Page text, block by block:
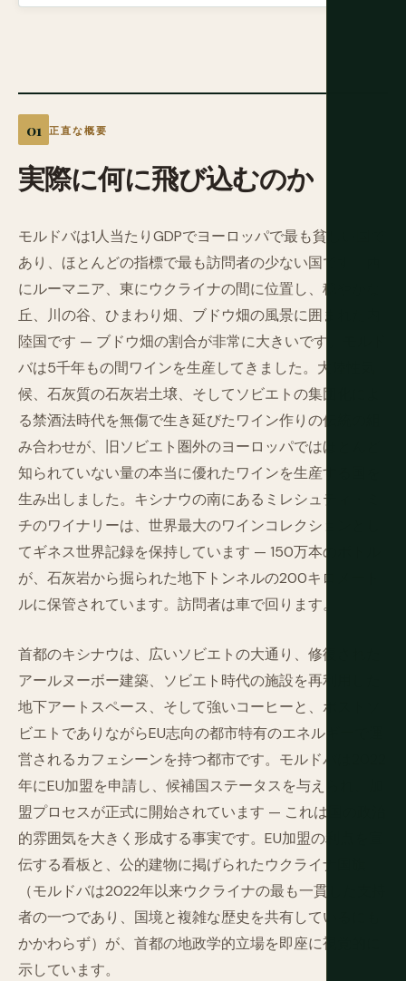
正直な概要
実際に何に飛び込むのか
モルドバは1人当たりGDPでヨーロッパで最も貧しい国で
あり、ほとんどの指標で最も訪問者の少ない国です。西
にルーマニア、東にウクライナの間に位置し、穏やかな
丘、川の谷、ひまわり畑、ブドウ畑の風景に囲まれた内
陸国です — ブドウ畑の割合が非常に大きいです。モルド
バは5千年もの間ワインを生産してきました。大陸性気
候、石灰質の石灰岩土壌、そしてソビエトの集団化によ
る禁酒法時代を無傷で生き延びたワイン作りの伝統の組
み合わせが、旧ソビエト圏外のヨーロッパではほとんど
知られていない量の本当に優れたワインを生産する国を
生み出しました。キシナウの南にあるミレシュティ・ミ
チのワイナリーは、世界最大のワインコレクションとし
てギネス世界記録を保持しています — 150万本のボトル
が、石灰岩から掘られた地下トンネルの200キロメート
ルに保管されています。訪問者は車で回ります。
首都のキシナウは、広いソビエトの大通り、修復された
アールヌーボー建築、ソビエト時代の施設を再利用した
地下アートスペース、そして強いコーヒーと、ポストソ
ビエトでありながらEU志向の都市特有のエネルギーで運
営されるカフェシーンを持つ都市です。モルドバは2022
年にEU加盟を申請し、候補国ステータスを与えられ、加
盟プロセスが正式に開始されています — これは国の政治
的雰囲気を大きく形成する事実です。EU加盟の利点を宣
伝する看板と、公的建物に掲げられたウクライナ国旗
（モルドバは2022年以来ウクライナの最も一貫した支持
者の一つであり、国境と複雑な歴史を共有しているにも
かかわらず）が、首都の地政学的立場を即座に視覚的に
示しています。